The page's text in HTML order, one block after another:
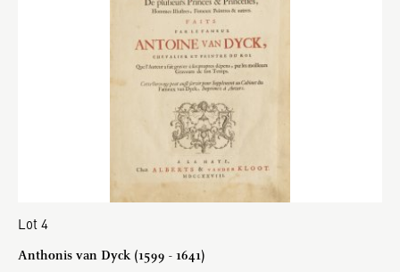
Lot 4
Anthonis van Dyck (1599 - 1641)